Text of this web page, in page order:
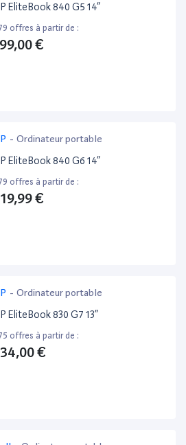
EliteBook 840 G5 14”
offres à partir de :
€
- Ordinateur portable
EliteBook 840 G6 14”
offres à partir de :
€
- Ordinateur portable
EliteBook 830 G7 13”
offres à partir de :
€